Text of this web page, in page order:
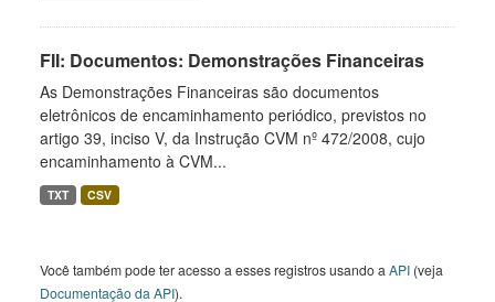
FII: Documentos: Demonstrações Financeiras
As Demonstrações Financeiras são documentos
eletrônicos de encaminhamento periódico, previstos no
artigo 39, inciso V, da Instrução CVM nº 472/2008, cujo
encaminhamento à CVM...
TXT CSV
Você também pode ter acesso a esses registros usando a API (veja
Documentação da API).